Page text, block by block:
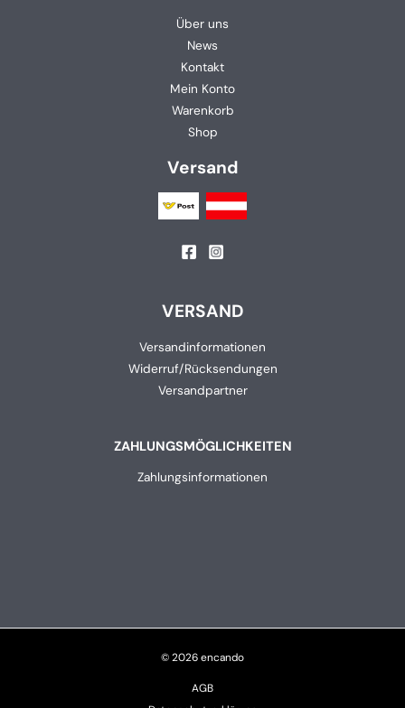
Über uns
News
Kontakt
Mein Konto
Warenkorb
Shop
Versand
VERSAND
Versandinformationen
Widerruf/Rücksendungen
Versandpartner
ZAHLUNGSMÖGLICHKEITEN
Zahlungsinformationen
© 2026 encando
AGB